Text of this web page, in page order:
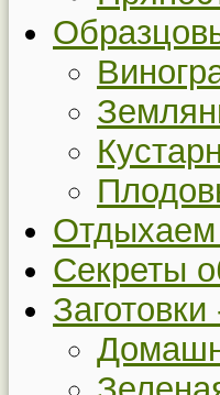
Отдыхаем
Секреты